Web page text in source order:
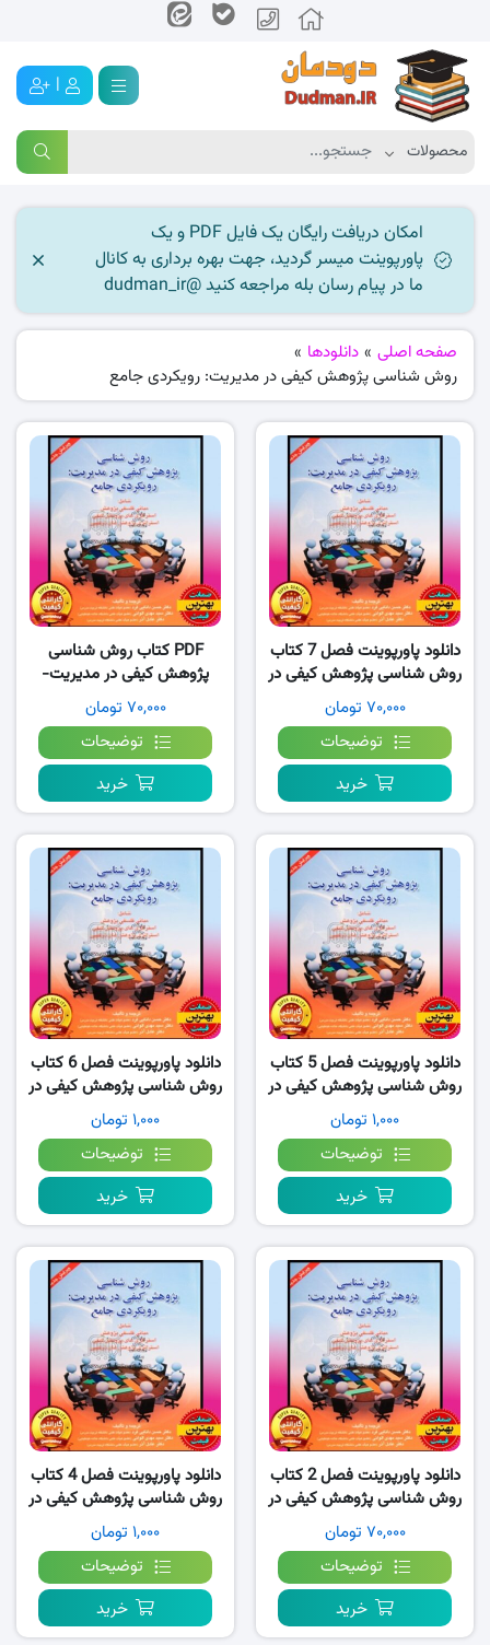
|
امکان دریافت رایگان یک فایل PDF و یک
پاورپوینت میسر گردید، جهت بهره برداری به کانال
ما در پیام رسان بله مراجعه کنید @dudman_ir
صفحه اصلی » دانلودها »
روش شناسی پژوهش کیفی در مدیریت: رویکردی جامع
دانلود پاورپوینت فصل 7 کتاب
روش شناسی پژوهش کیفی در
مدیریت رویکردی جامع
۷۰,۰۰۰ تومان
توضیحات
خرید
PDF کتاب روش شناسی
پژوهش کیفی در مدیریت-
رویکردی جامع
۷۰,۰۰۰ تومان
توضیحات
خرید
دانلود پاورپوینت فصل 5 کتاب
روش شناسی پژوهش کیفی در
مدیریت رویکردی جامع
۱,۰۰۰ تومان
توضیحات
خرید
دانلود پاورپوینت فصل 6 کتاب
روش شناسی پژوهش کیفی در
مدیریت رویکردی جامع
۱,۰۰۰ تومان
توضیحات
خرید
دانلود پاورپوینت فصل 2 کتاب
روش شناسی پژوهش کیفی در
مدیریت رویکردی جامع
۷۰,۰۰۰ تومان
توضیحات
خرید
دانلود پاورپوینت فصل 4 کتاب
روش شناسی پژوهش کیفی در
مدیریت رویکردی جامع
۱,۰۰۰ تومان
توضیحات
خرید